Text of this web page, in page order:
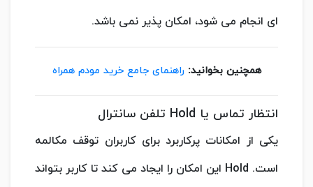
ای انجام می شود، امکان پذیر نمی باشد.
همچنین بخوانید: راهنمای جامع خرید مودم همراه
انتظار تماس یا Hold تلفن سانترال
یکی از امکانات پرکاربرد برای کاربران توقف مکالمه
است. Hold این امکان را ایجاد می کند تا کاربر بتواند